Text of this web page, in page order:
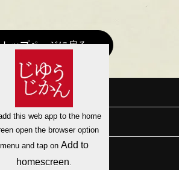
トップページに戻る
会社概要
サイトマップ
プライバシーポリシー